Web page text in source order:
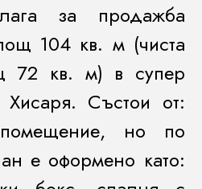
за продажба
104 кв. м (чиста
72 кв. м) в супер
Състои от:
но по
е оформено като: